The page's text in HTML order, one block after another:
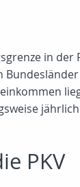
in der
PKV